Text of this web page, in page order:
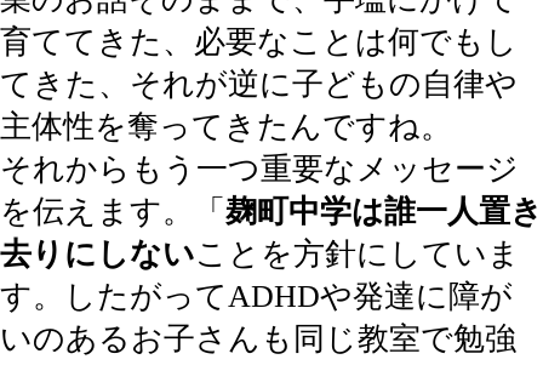
育ててきた、必要なことは何でもし
てきた、それが逆に子どもの自律や
主体性を奪ってきたんですね。
それからもう一つ重要なメッセージ
を伝えます。「 麹町中学は誰一人置き
去りにしないことを方針にしていま
す。したがってADHDや発達に障が
いのあるお子さんも同じ教室で勉強